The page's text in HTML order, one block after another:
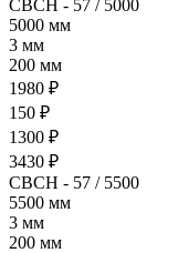
СВСН - 57 / 5000
5000 мм
3 мм
200 мм
1980 ₽
150 ₽
1300 ₽
3430 ₽
СВСН - 57 / 5500
5500 мм
3 мм
200 мм